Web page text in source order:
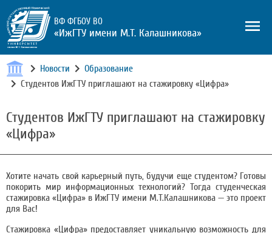
ВФ ФГБОУ ВО
«ИжГТУ имени М.Т. Калашникова»
Новости
Образование
Студентов ИжГТУ приглашают на стажировку «Цифра»
Студентов ИжГТУ приглашают на стажировку
«Цифра»
Хотите начать свой карьерный путь, будучи еще студентом? Готовы
покорить мир информационных технологий? Тогда студенческая
стажировка «Цифра» в ИжГТУ имени М.Т.Калашникова — это проект
для Вас!
Стажировка «Цифра» предоставляет уникальную возможность для